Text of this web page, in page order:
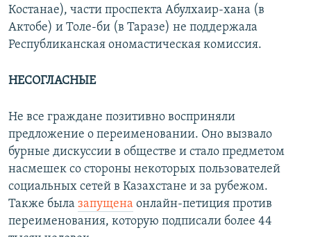
Костанае), части проспекта Абулхаир-хана (в
Актобе) и Толе-би (в Таразе) не поддержала
Республиканская ономастическая комиссия.
НЕСОГЛАСНЫЕ
Не все граждане позитивно восприняли
предложение о переименовании. Оно вызвало
бурные дискуссии в обществе и стало предметом
насмешек со стороны некоторых пользователей
социальных сетей в Казахстане и за рубежом.
Также была запущена онлайн-петиция против
переименования, которую подписали более 44